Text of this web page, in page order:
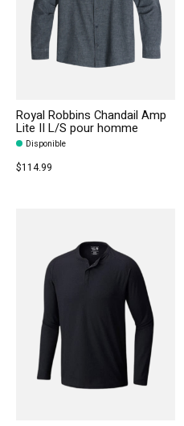
Royal Robbins Chandail Amp
Lite II L/S pour homme
Disponible
$114.99